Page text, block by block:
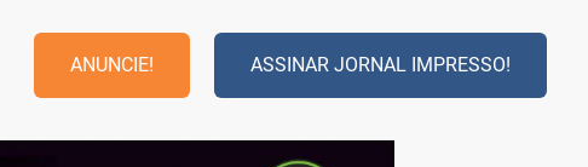
ANUNCIE! ASSINAR JORNAL IMPRESSO!